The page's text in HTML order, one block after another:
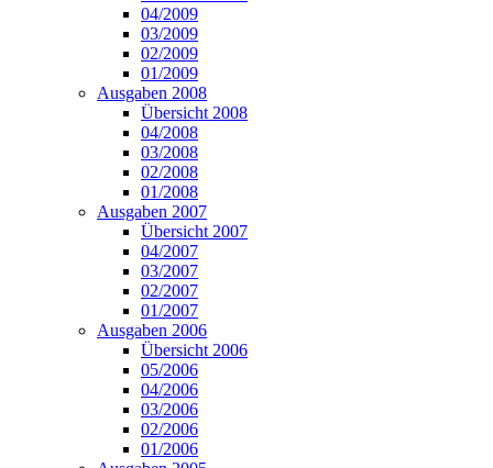
04/2009
03/2009
02/2009
01/2009
Ausgaben 2008
Übersicht 2008
04/2008
03/2008
02/2008
01/2008
Ausgaben 2007
Übersicht 2007
04/2007
03/2007
02/2007
01/2007
Ausgaben 2006
Übersicht 2006
05/2006
04/2006
03/2006
02/2006
01/2006